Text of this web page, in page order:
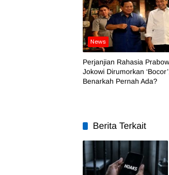
News
Perjanjian Rahasia
Jokowi Dirumorkan
Benarkah Pernah Ada?
Berita Terkait